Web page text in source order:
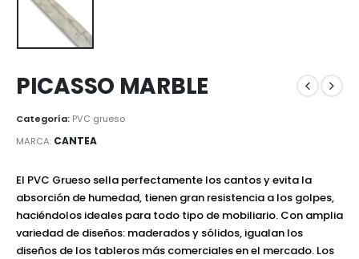
PICASSO MARBLE
Categoría: PVC grueso
MARCA: CANTEA
El PVC Grueso sella perfectamente los cantos y evita la
absorción de humedad, tienen gran resistencia a los golpes,
haciéndolos ideales para todo tipo de mobiliario. Con amplia
variedad de diseños: maderados y sólidos, igualan los
diseños de los tableros más comerciales en el mercado. Los